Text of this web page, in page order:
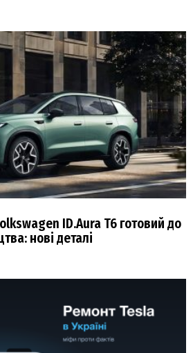
ID.Aura T6 готовий до
нові деталі